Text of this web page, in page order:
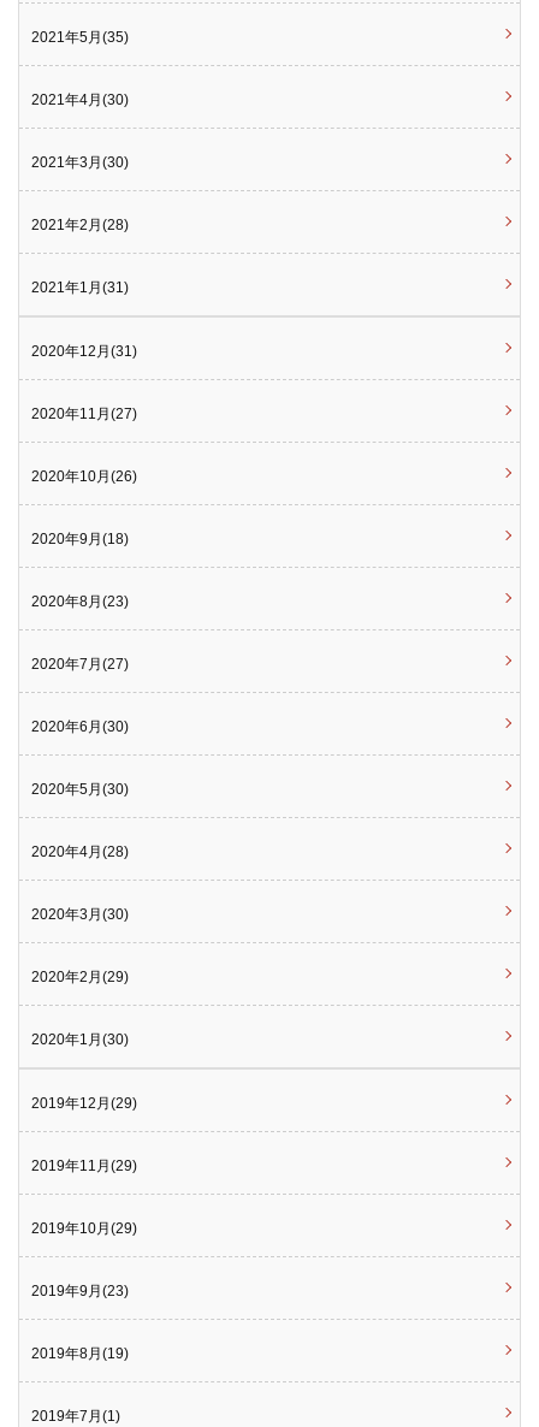
2021年5月(35)
2021年4月(30)
2021年3月(30)
2021年2月(28)
2021年1月(31)
2020年12月(31)
2020年11月(27)
2020年10月(26)
2020年9月(18)
2020年8月(23)
2020年7月(27)
2020年6月(30)
2020年5月(30)
2020年4月(28)
2020年3月(30)
2020年2月(29)
2020年1月(30)
2019年12月(29)
2019年11月(29)
2019年10月(29)
2019年9月(23)
2019年8月(19)
2019年7月(1)